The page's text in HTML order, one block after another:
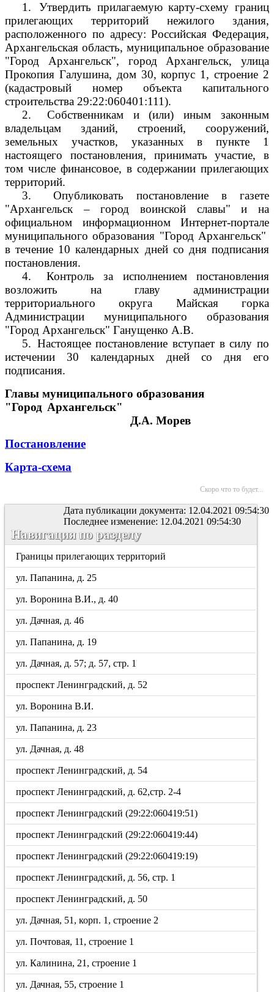
1.
Утвердить прилагаемую карту-схему границ
прилегающих территорий нежилого здания,
расположенного по адресу: Российская Федерация,
Архангельская область, муниципальное образование
"Город Архангельск", город Архангельск, улица
Прокопия Галушина, дом 30, корпус 1, строение 2
(кадастровый номер объекта капитального
строительства 29:22:060401:111).
2.
Собственникам и (или) иным законным
владельцам зданий, строений, сооружений,
земельных участков, указанных в пункте 1
настоящего постановления, принимать участие, в
том числе финансовое, в содержании прилегающих
территорий.
3.
Опубликовать постановление в газете
"Архангельск – город воинской славы" и на
официальном информационном Интернет-портале
муниципального образования "Город Архангельск"
в течение 10 календарных дней со дня подписания
постановления.
4.
Контроль за исполнением постановления
возложить на главу администрации
территориального округа Майская горка
Администрации муниципального образования
"Город Архангельск" Ганущенко А.В.
5. Настоящее постановление вступает в силу по
истечении 30 календарных дней со дня его
подписания.
Главы муниципального образования
"Город Архангельск"
Д.А. Морев
Постановление
Карта-схема
Скоро что то будет...
Дата публикации документа: 12.04.2021 09:54:30
Последнее изменение: 12.04.2021 09:54:30
Навигация по разделу
Границы прилегающих территорий
ул. Папанина, д. 25
ул. Воронина В.И., д. 40
ул. Дачная, д. 46
ул. Папанина, д. 19
ул. Дачная, д. 57; д. 57, стр. 1
проспект Ленинградский, д. 52
ул. Воронина В.И.
ул. Папанина, д. 23
ул. Дачная, д. 48
проспект Ленинградский, д. 54
проспект Ленинградский, д. 62,стр. 2-4
проспект Ленинградский (29:22:060419:51)
проспект Ленинградский (29:22:060419:44)
проспект Ленинградский (29:22:060419:19)
проспект Ленинградский, д. 56, стр. 1
проспект Ленинградский, д. 50
ул. Дачная, 51, корп. 1, строение 2
ул. Почтовая, 11, строение 1
ул. Калинина, 21, строение 1
ул. Дачная, 55, строение 1